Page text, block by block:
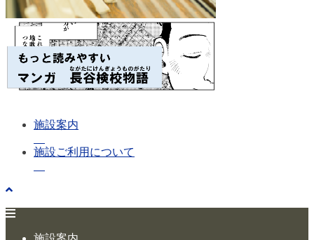
施設案内
施設ご利用について